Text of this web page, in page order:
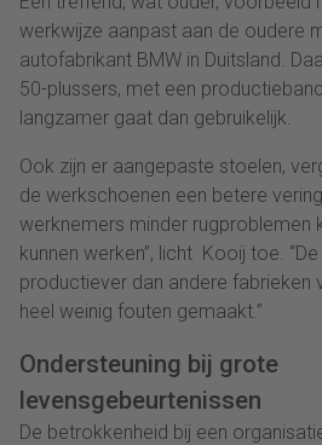
werkwijze aanpast aan de oudere
autofabrikant BMW in Duitsland.
50-plussers, met een
langzamer gaat dan gebruikelijk.
Ook zijn er aangepaste stoelen,
de werkschoenen een betere
werknemers minder rugproblemen
kunnen werken”, licht Kooij toe.
productiever dan andere fabrieken
heel weinig fouten gemaakt.”
Ondersteuning bij grote
levensgebeurtenissen
De betrokkenheid bij een